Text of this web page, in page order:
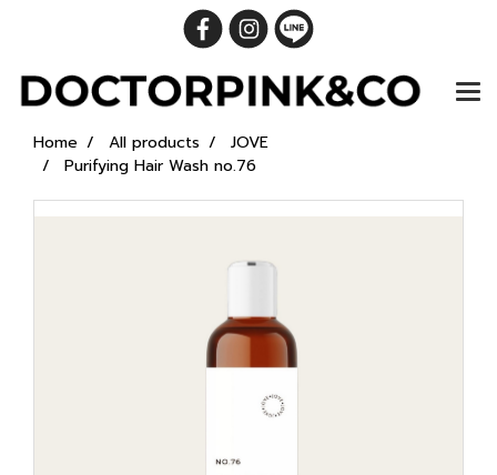
Home All products
JOVE
Purifying Hair Wash no.76